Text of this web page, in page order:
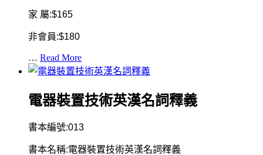
家 屬:$165
非會員:$180
… Read More
電器裝置技術英漢名詞釋義
書本編號:013
書本名稱:電器裝置技術英漢名詞釋義